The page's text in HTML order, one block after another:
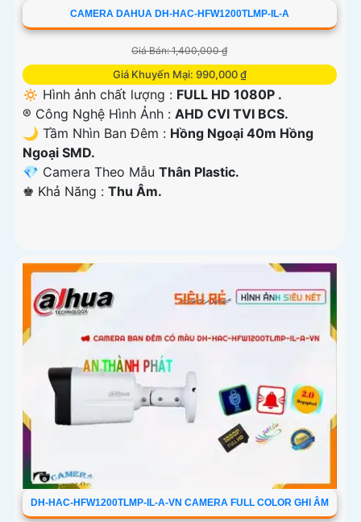
CAMERA DAHUA DH-HAC-HFW1200TLMP-IL-A
Giá Bán: 1,400,000 ₫
Giá Khuyến Mại: 990,000 ₫
🔅 Hình ảnh chất lượng : FULL HD 1080P .
®️ Công Nghệ Hình Ảnh : AHD CVI TVI BCS.
🌙 Tầm Nhìn Ban Đêm : Hồng Ngoại 40m Hồng
Ngoại SMD.
💎 Camera Theo Mẫu Thân Plastic.
️♚ Khả Năng : Thu Âm.
DH-HAC-HFW1200TLMP-IL-A-VN CAMERA FULL COLOR GHI ÂM